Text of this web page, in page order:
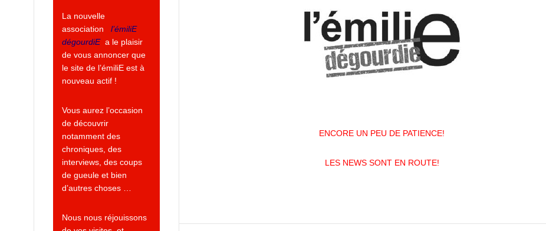
ENCORE UN PEU DE PATIENCE!
LES NEWS SONT EN ROUTE!
La nouvelle
association
l’émiliE
dégourdiE a le plaisir
de vous annoncer que
le site de l’émiliE est à
nouveau actif !
Vous aurez l’occasion
de découvrir
notamment des
chroniques, des
interviews, des coups
de gueule et bien
d’autres choses …
Nous nous réjouissons